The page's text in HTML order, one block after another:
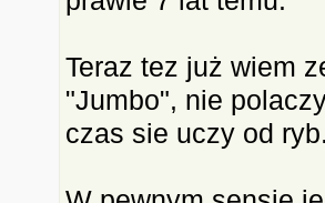
Teraz tez już wiem
"Jumbo", nie
czas sie uczy od